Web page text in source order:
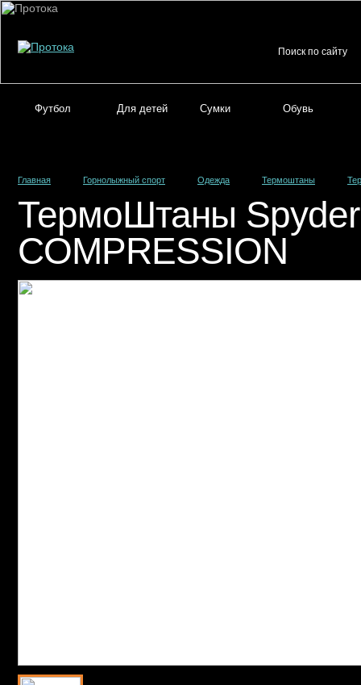
Футбол Для детей Сумки Обувь
Главная Горнолыжный спорт Одежда Термоштаны
ТермоШтаны
COMPRESSION